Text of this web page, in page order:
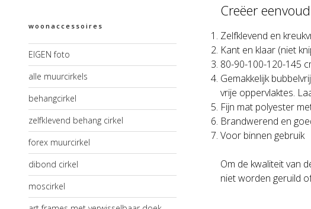
Creëer
Zelfklevend en
Kant en klaar (niet
80-90-100-120-145
Gemakkelijk
vrije oppervlaktes.
Fijn mat polyester
Brandwerend en
Voor binnen gebruik
Om de kwaliteit van
niet worden geruild
woonaccessoires
EIGEN foto
alle muurcirkels
behangcirkel
zelfklevend behang cirkel
forex muurcirkel
dibond cirkel
moscirkel